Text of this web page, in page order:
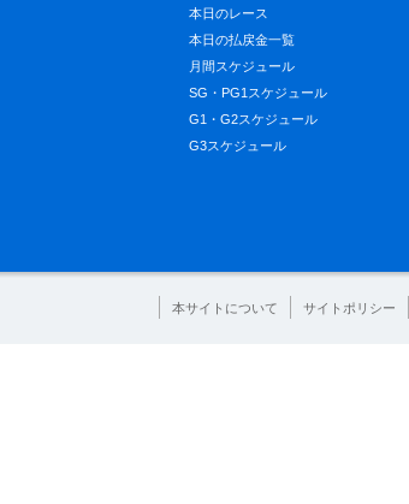
本日のレース
本日の払戻金一覧
月間スケジュール
SG・PG1スケジュール
G1・G2スケジュール
G3スケジュール
本サイトについて サイトポリシー